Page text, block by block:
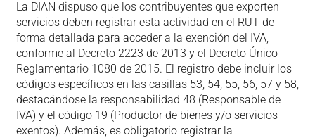
La DIAN dispuso que los contribuyentes que exporten
servicios deben registrar esta actividad en el RUT de
forma detallada para acceder a la exención del IVA,
conforme al Decreto 2223 de 2013 y el Decreto Único
Reglamentario 1080 de 2015. El registro debe incluir los
códigos específicos en las casillas 53, 54, 55, 56, 57 y 58,
destacándose la responsabilidad 48 (Responsable de
IVA) y el código 19 (Productor de bienes y/o servicios
exentos). Además, es obligatorio registrar la